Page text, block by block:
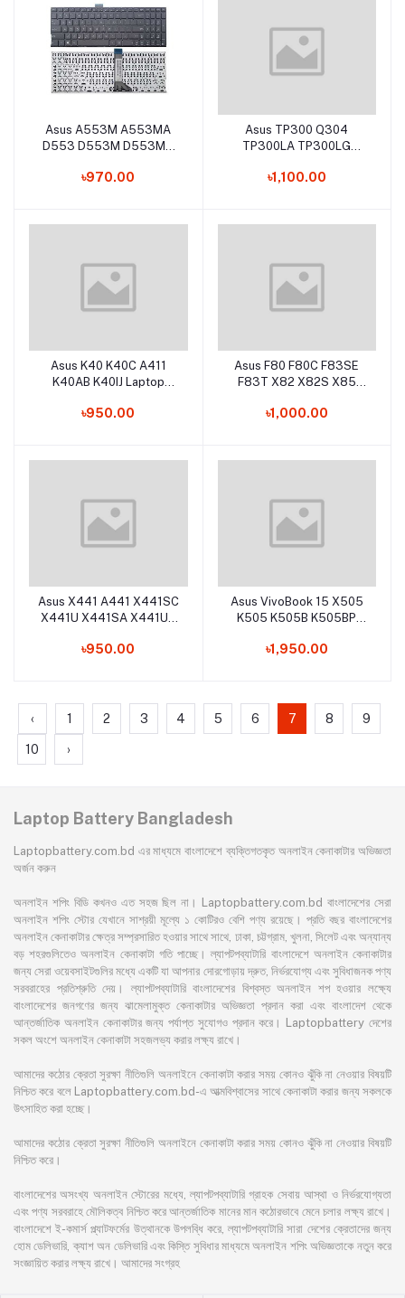
Add to cart
Asus A553M A553MA
D553 D553M D553MA
X553 X553M X553MA
৳970.00
Add to cart
Asus TP300 Q304
TP300LA TP300LG
TP300LD Q302 Q302LA
৳1,100.00
Add to cart
Asus K40 K40C A411
K40AB K40IJ Laptop
৳950.00
Add to cart
Asus F80 F80C F83SE
F83T X82 X82S X85
F80CR F80H F80L F80Q
Laptop Keyboard
৳1,000.00
Add to cart
Asus X441 A441 X441SC
X441U X441SA X441UA
A441U X441N X441NA
৳950.00
Add to cart
Asus VivoBook 15 X505
K505 K505B K505BP
X505B X505BA X505Z
৳1,950.00
‹ 1 2 3 4 5 6 7 8 9
10 ›
Laptop Battery Bangladesh
Laptopbattery.com.bd এর মাধ্যমে বাংলাদেশে ব্যক্তিগতকৃত অনলাইন কেনাকাটার অভিজ্ঞতা
অর্জন করুন
অনলাইন শপিং বিডি কখনও এত সহজ ছিল না। Laptopbattery.com.bd বাংলাদেশের সেরা
অনলাইন শপিং স্টোর যেখানে সাশ্রয়ী মূল্যে ১ কোটিরও বেশি পণ্য রয়েছে। প্রতি বছর বাংলাদেশের
অনলাইন কেনাকাটার ক্ষেত্র সম্প্রসারিত হওয়ার সাথে সাথে, ঢাকা, চট্টগ্রাম, খুলনা, সিলেট এবং অন্যান্য
বড় শহরগুলিতেও অনলাইন কেনাকাটা গতি পাচ্ছে। ল্যাপটপব্যাটারি বাংলাদেশে অনলাইন কেনাকাটার
জন্য সেরা ওয়েবসাইটগুলির মধ্যে একটি যা আপনার দোরগোড়ায় দ্রুত, নির্ভরযোগ্য এবং সুবিধাজনক পণ্য
সরবরাহের প্রতিশ্রুতি দেয়। ল্যাপটপব্যাটারি বাংলাদেশের বিশ্বস্ত অনলাইন শপ হওয়ার লক্ষ্যে
বাংলাদেশের জনগণের জন্য ঝামেলামুক্ত কেনাকাটার অভিজ্ঞতা প্রদান করা এবং বাংলাদেশ থেকে
আন্তর্জাতিক অনলাইন কেনাকাটার জন্য পর্যাপ্ত সুযোগও প্রদান করে। Laptopbattery দেশের
সকল অংশে অনলাইন কেনাকাটা সহজলভ্য করার লক্ষ্য রাখে।
আমাদের কঠোর ক্রেতা সুরক্ষা নীতিগুলি অনলাইনে কেনাকাটা করার সময় কোনও ঝুঁকি না নেওয়ার বিষয়টি
নিশ্চিত করে বলে Laptopbattery.com.bd-এ আত্মবিশ্বাসের সাথে কেনাকাটা করার জন্য সকলকে
উৎসাহিত করা হচ্ছে।
আমাদের কঠোর ক্রেতা সুরক্ষা নীতিগুলি অনলাইনে কেনাকাটা করার সময় কোনও ঝুঁকি না নেওয়ার বিষয়টি
নিশ্চিত করে।
বাংলাদেশের অসংখ্য অনলাইন স্টোরের মধ্যে, ল্যাপটপব্যাটারি গ্রাহক সেবায় আস্থা ও নির্ভরযোগ্যতা
এবং পণ্য সরবরাহে মৌলিকত্ব নিশ্চিত করে আন্তর্জাতিক মানের মান কঠোরভাবে মেনে চলার লক্ষ্য রাখে।
বাংলাদেশে ই-কমার্স প্ল্যাটফর্মের উত্থানকে উপলব্ধি করে, ল্যাপটপব্যাটারি সারা দেশের ক্রেতাদের জন্য
হোম ডেলিভারি, ক্যাশ অন ডেলিভারি এবং কিস্তি সুবিধার মাধ্যমে অনলাইন শপিং অভিজ্ঞতাকে নতুন করে
সংজ্ঞায়িত করার লক্ষ্য রাখে। আমাদের সংগ্রহ